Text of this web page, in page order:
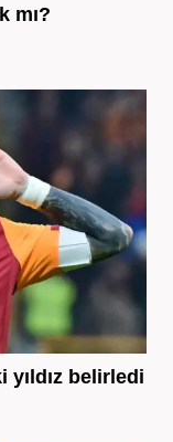
mı?
belirledi